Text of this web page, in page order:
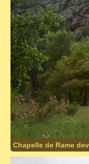
Chapelle de Rame